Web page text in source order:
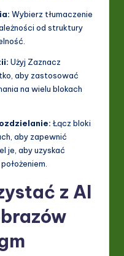
Wybierz tłumaczenie
od struktury
Użyj Zaznacz
aby zastosować
na wielu blokach
Łącz bloki
aby zapewnić
je, aby uzyskać
z AI